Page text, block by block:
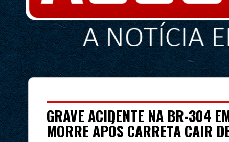
GRAVE ACIDENTE NA BR-304
MORRE APÓS CARRETA CAIR